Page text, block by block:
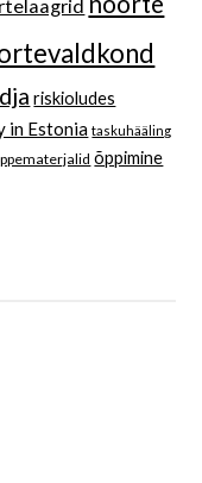
riskioludes
in Estonia taskuhääling
õppimine